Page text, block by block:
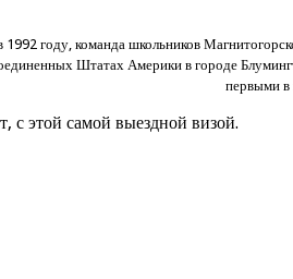
году, команда школьников
Штатах Америки в городе
первыми
с этой самой выездной визой.